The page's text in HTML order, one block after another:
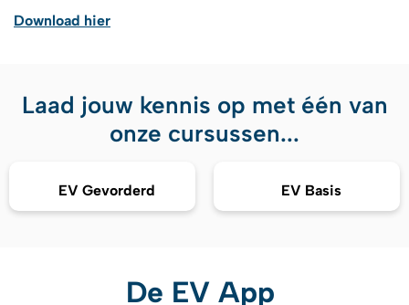
Download hier
Laad jouw kennis op met één van
onze cursussen...
EV Gevorderd EV Basis
De EV App